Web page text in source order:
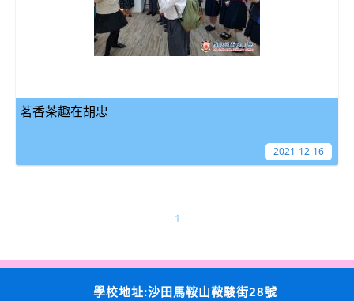
茗香茶趣在胡忠
2021-12-16
1
學校地址:沙田馬鞍山鞍駿街28號